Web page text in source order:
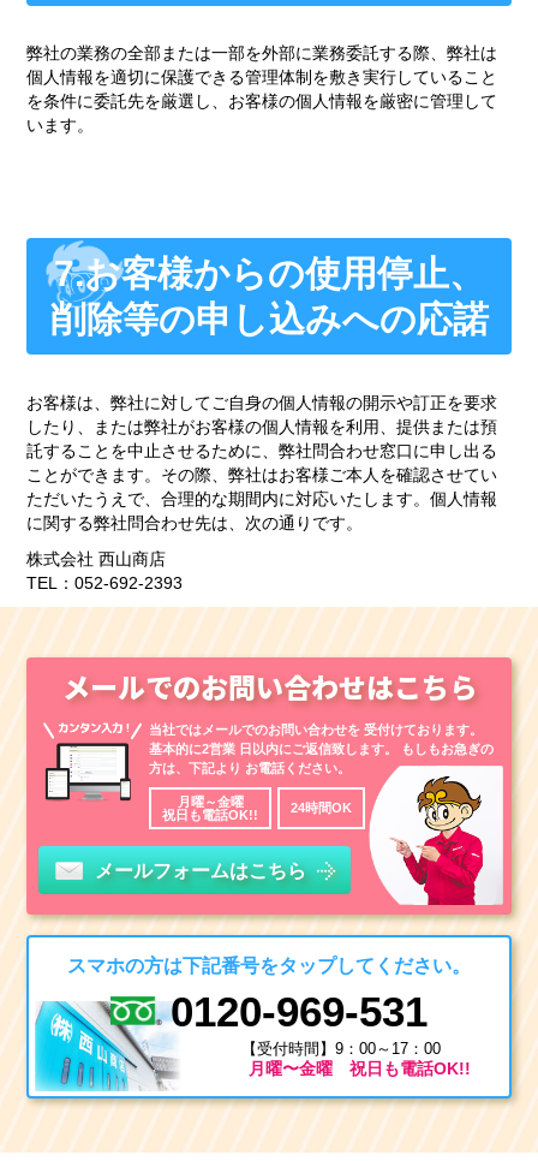
弊社の業務の全部または一部を外部に業務委託する際、弊社は
個人情報を適切に保護できる管理体制を敷き実行していること
を条件に委託先を厳選し、お客様の個人情報を厳密に管理して
います。
7.お客様からの使用停止、
削除等の申し込みへの応諾
お客様は、弊社に対してご自身の個人情報の開示や訂正を要求
したり、または弊社がお客様の個人情報を利用、提供または預
託することを中止させるために、弊社問合わせ窓口に申し出る
ことができます。その際、弊社はお客様ご本人を確認させてい
ただいたうえで、合理的な期間内に対応いたします。個人情報
に関する弊社問合わせ先は、次の通りです。
株式会社 西山商店
TEL：052-692-2393
メールでのお問い合わせはこちら
当社ではメールでのお問い合わせを 受付けております。
基本的に2営業 日以内にご返信致します。
もしもお急ぎの
方は、下記より お電話ください。
月曜～金曜
祝日も電話OK!!
24時間OK
メールフォームはこちら
スマホの方は下記番号をタップしてください。
0120-969-531
【受付時間】9：00～17：00
月曜〜金曜 祝日も電話OK!!